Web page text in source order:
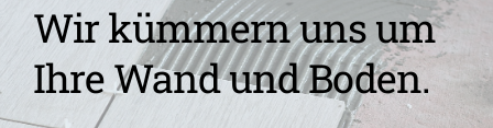
Wir kümmern uns um
Ihre Wand und Boden.